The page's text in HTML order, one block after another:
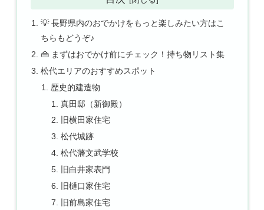
💡 長野県内のおでかけをもっと楽しみたい方はこ
ちらもどうぞ♪
👜 まずはおでかけ前にチェック！持ち物リスト集
松代エリアのおすすめスポット
歴史的建造物
真田邸（新御殿）
旧横田家住宅
松代城跡
松代藩文武学校
旧白井家表門
旧樋口家住宅
旧前島家住宅